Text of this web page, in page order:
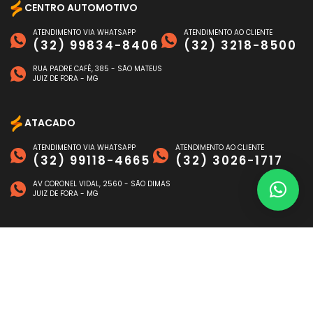
CENTRO AUTOMOTIVO
ATENDIMENTO VIA WHATSAPP
(32) 99834-8406
ATENDIMENTO AO CLIENTE
(32) 3218-8500
RUA PADRE CAFÉ, 385 - SÃO MATEUS
JUIZ DE FORA - MG
ATACADO
ATENDIMENTO VIA WHATSAPP
(32) 99118-4665
ATENDIMENTO AO CLIENTE
(32) 3026-1717
AV CORONEL VIDAL, 2560 - SÃO DIMAS
JUIZ DE FORA - MG